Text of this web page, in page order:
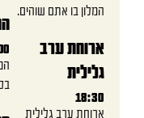
המלון בו אתם שוהים.
ארוחת ערב
גלילית
18:30
ארוחת ערב גלילית